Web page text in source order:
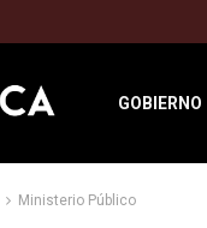
GOBIERNO
Ministerio Público